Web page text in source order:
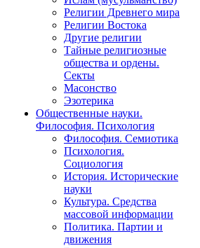
Религии Древнего мира
Религии Востока
Другие религии
Тайные религиозные
общества и ордены.
Секты
Масонство
Эзотерика
Общественные науки.
Философия. Психология
Философия. Семиотика
Психология.
Социология
История. Исторические
науки
Культура. Средства
массовой информации
Политика. Партии и
движения